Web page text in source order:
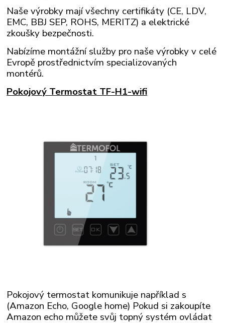
Naše výrobky mají všechny certifikáty (CE, LDV,
EMC, BBJ SEP, ROHS, MERITZ) a elektrické
zkoušky bezpečnosti.
Nabízíme montážní služby pro naše výrobky v celé
Evropě prostřednictvím specializovaných
montérů.
Pokojový Termostat TF-H1-wifi
Pokojový termostat komunikuje například s
(Amazon Echo, Google home) Pokud si zakoupíte
Amazon echo můžete svůj topný systém ovládat